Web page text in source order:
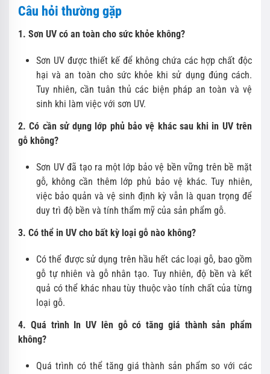
Câu hỏi thường gặp
1. Sơn UV có an toàn cho sức khỏe không?
Sơn UV được thiết kế để không chứa các hợp chất độc
hại và an toàn cho sức khỏe khi sử dụng đúng cách.
Tuy nhiên, cần tuân thủ các biện pháp an toàn và vệ
sinh khi làm việc với sơn UV.
2. Có cần sử dụng lớp phủ bảo vệ khác sau khi in UV trên
gỗ không?
Sơn UV đã tạo ra một lớp bảo vệ bền vững trên bề mặt
gỗ, không cần thêm lớp phủ bảo vệ khác. Tuy nhiên,
việc bảo quản và vệ sinh định kỳ vẫn là quan trọng để
duy trì độ bền và tính thẩm mỹ của sản phẩm gỗ.
3. Có thể in UV cho bất kỳ loại gỗ nào không?
Có thể được sử dụng trên hầu hết các loại gỗ, bao gồm
gỗ tự nhiên và gỗ nhân tạo. Tuy nhiên, độ bền và kết
quả có thể khác nhau tùy thuộc vào tính chất của từng
loại gỗ.
4. Quá trình In UV lên gỗ có tăng giá thành sản phẩm
không?
Quá trình có thể tăng giá thành sản phẩm so với các